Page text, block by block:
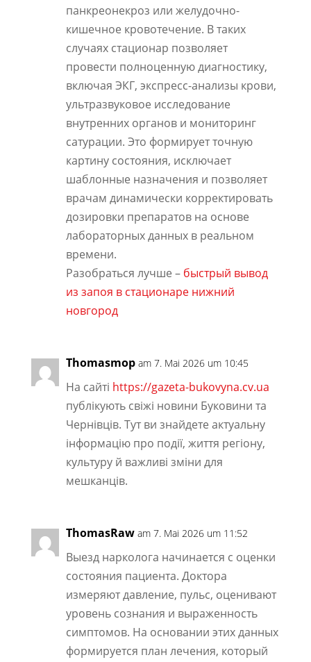
панкреонекроз или желудочно-
кишечное кровотечение. В таких
случаях стационар позволяет
провести полноценную диагностику,
включая ЭКГ, экспресс-анализы крови,
ультразвуковое исследование
внутренних органов и мониторинг
сатурации. Это формирует точную
картину состояния, исключает
шаблонные назначения и позволяет
врачам динамически корректировать
дозировки препаратов на основе
лабораторных данных в реальном
времени.
Разобраться лучше – быстрый вывод
из запоя в стационаре нижний
новгород
Thomasmop am 7. Mai 2026 um 10:45
На сайті https://gazeta-bukovyna.cv.ua
публікують свіжі новини Буковини та
Чернівців. Тут ви знайдете актуальну
інформацію про події, життя регіону,
культуру й важливі зміни для
мешканців.
ThomasRaw am 7. Mai 2026 um 11:52
Выезд нарколога начинается с оценки
состояния пациента. Доктора
измеряют давление, пульс, оценивают
уровень сознания и выраженность
симптомов. На основании этих данных
формируется план лечения, который